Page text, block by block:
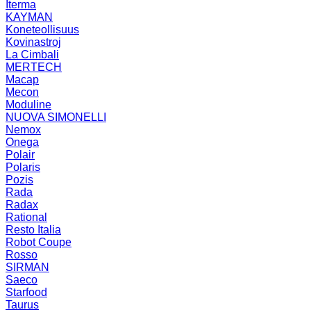
Iterma
KAYMAN
Koneteollisuus
Kovinastroj
La Cimbali
MERTECH
Macap
Mecon
Moduline
NUOVA SIMONELLI
Nemox
Onega
Polair
Polaris
Pozis
Rada
Radax
Rational
Resto Italia
Robot Coupe
Rosso
SIRMAN
Saeco
Starfood
Taurus